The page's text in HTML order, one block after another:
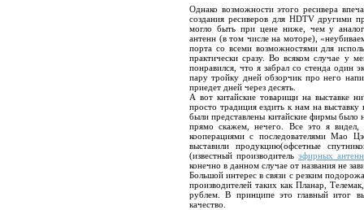
Однако возможности этого ресивера
создания ресиверов для HDTV другими
могло быть при цене ниже, чем у
антенн (в том числе на моторе),
порта со всеми возможностями для
практически сразу. Во всяком случае у
понравился, что я забрал со стенда один
пару тройку дней обзорчик про него
приедет дней через десять.
А вот китайские товарищи на выставке
просто традиция ездить к нам на
были представлены китайские фирмы
прямо скажем, нечего. Все это я видел,
кооперациями с последователями Мао
выставили продукцию(офсетные
(известный производительэфирных
конечно в данном случае от названия не
Большой интерес в связи с резким
производителей таких как Планар,
рублем. В принципе это главный итог
качество.